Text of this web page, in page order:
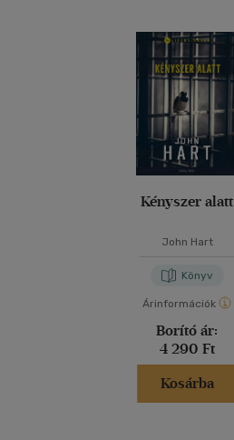
Kényszer alatt
John Hart
Könyv
Árinformációk
Borító ár:
4 290 Ft
Kosárba